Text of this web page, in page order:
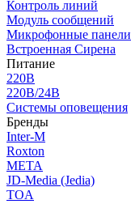
Контроль линий
Модуль сообщений
Микрофонные панели
Встроенная Сирена
Питание
220В
220В/24В
Системы оповещения
Бренды
Inter-M
Roxton
МЕТА
JD-Media (Jedia)
TOA